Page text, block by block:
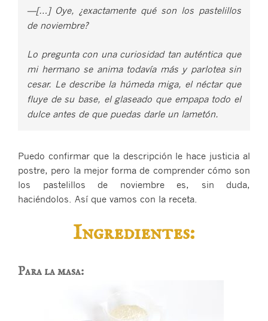
—[…] Oye, ¿exactamente qué son los pastelillos
de noviembre?
Lo pregunta con una curiosidad tan auténtica que
mi hermano se anima todavía más y parlotea sin
cesar. Le describe la húmeda miga, el néctar que
fluye de su base, el glaseado que empapa todo el
dulce antes de que puedas darle un lametón.
Puedo confirmar que la descripción le hace justicia al
postre, pero la mejor forma de comprender cómo son
los pastelillos de noviembre es, sin duda,
haciéndolos. Así que vamos con la receta.
Ingredientes:
Para la masa: